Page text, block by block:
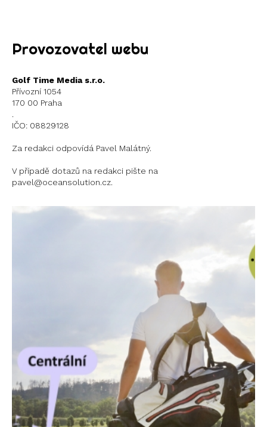
Provozovatel webu
Golf Time Media s.r.o.
Přívozní 1054
170 00 Praha
.
IČO: 08829128
Za redakci odpovídá Pavel Malátný.
V případě dotazů na redakci pište na
pavel@oceansolution.cz.